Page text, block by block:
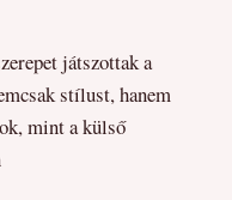
játszottak a
stílust, hanem
mint a külső